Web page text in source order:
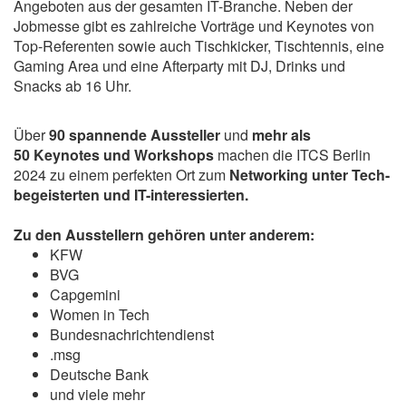
Angeboten aus der gesamten IT-Branche. Neben der
Jobmesse gibt es zahlreiche Vorträge und Keynotes von
Top-Referenten sowie auch Tischkicker, Tischtennis, eine
Gaming Area und eine Afterparty mit DJ, Drinks und
Snacks ab 16 Uhr.
Über90 spannende Aussteller und mehr als
50 Keynotes und Workshops machen die ITCS Berlin
2024 zu einem perfekten Ort zum Networking unter Tech-
begeisterten und IT-interessierten.
Zu den Ausstellern gehören unter anderem:
KFW
BVG
Capgemini
Women in Tech
Bundesnachrichtendienst
.msg
Deutsche Bank
und viele mehr